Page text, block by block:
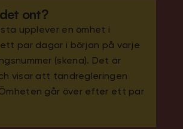
ont?
upplever en ömhet i
par dagar i början på varje
(skena). Det är
visar att tandregleringen
går över efter ett par